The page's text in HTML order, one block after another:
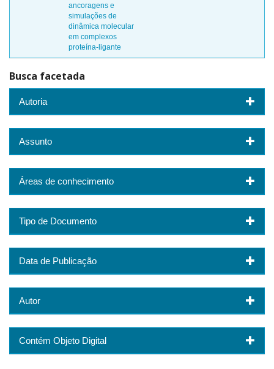
ancoragens e
simulações de
dinâmica molecular
em complexos
proteína-ligante
Busca facetada
Autoria
Assunto
Áreas de conhecimento
Tipo de Documento
Data de Publicação
Autor
Contém Objeto Digital